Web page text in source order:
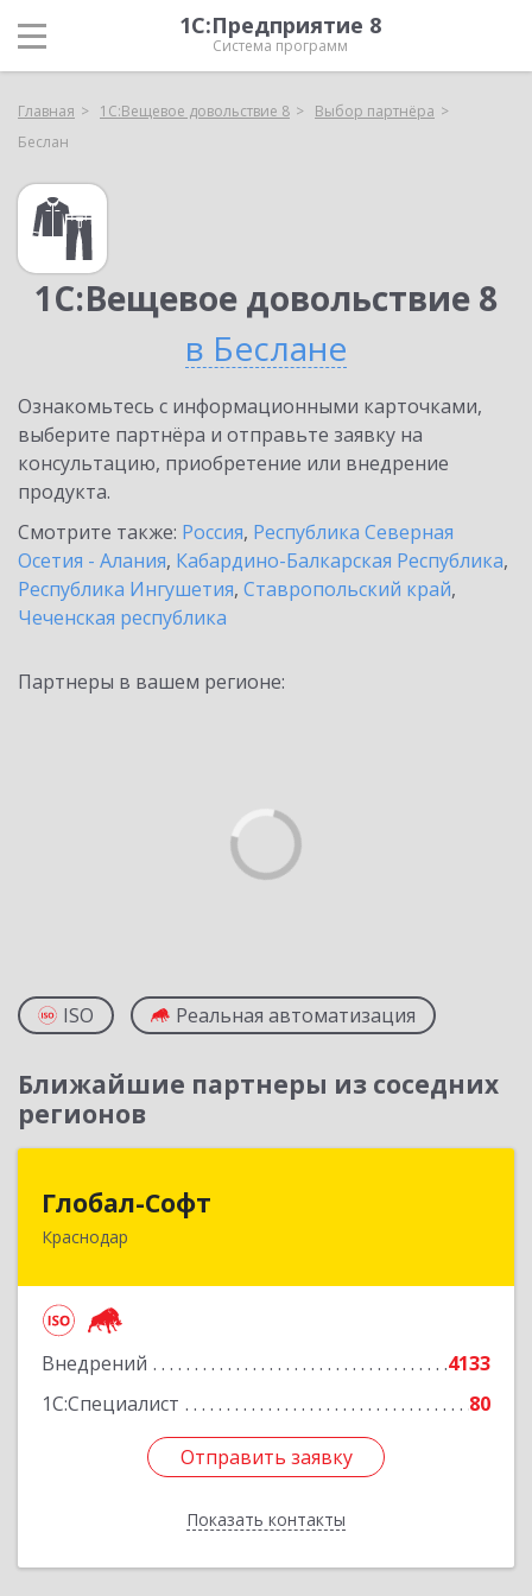
1С:Предприятие 8
Система программ
Главная 1С:Вещевое довольствие 8
Выбор партнёра
Беслан
1С:Вещевое довольствие 8
в Беслане
Ознакомьтесь с информационными карточками,
выберите партнёра и отправьте заявку на
консультацию, приобретение или внедрение
продукта.
Смотрите также: Россия, Республика Северная
Осетия - Алания, Кабардино-Балкарская Республика,
Республика Ингушетия, Ставропольский край,
Чеченская республика
Партнеры в вашем регионе:
ISO Реальная автоматизация
Ближайшие партнеры из соседних
регионов
Глобал-Софт
Краснодар
Внедрений
4133
1С:Специалист
80
Отправить заявку
Показать контакты
350018, Краснодарский край, Краснодар г,
Отправить заявку
Назад